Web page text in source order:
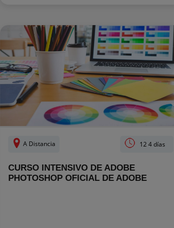
A Distancia 12 4 días
CURSO INTENSIVO DE ADOBE
PHOTOSHOP OFICIAL DE ADOBE